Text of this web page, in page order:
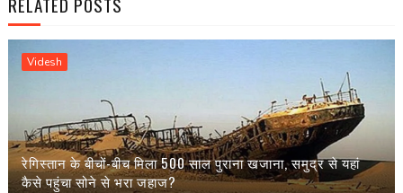
Videsh
रेगिस्तान के बीचों-बीच मिला 500 साल पुराना खजाना, समुद्र से यहां
कैसे पहुंचा सोने से भरा जहाज?